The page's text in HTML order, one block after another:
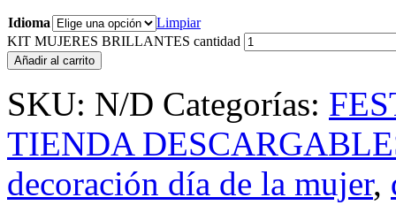
Idioma
Limpiar
KIT MUJERES BRILLANTES cantidad
Añadir al carrito
SKU: N/D Categorías:
TIENDA
decoración día de la mujer,